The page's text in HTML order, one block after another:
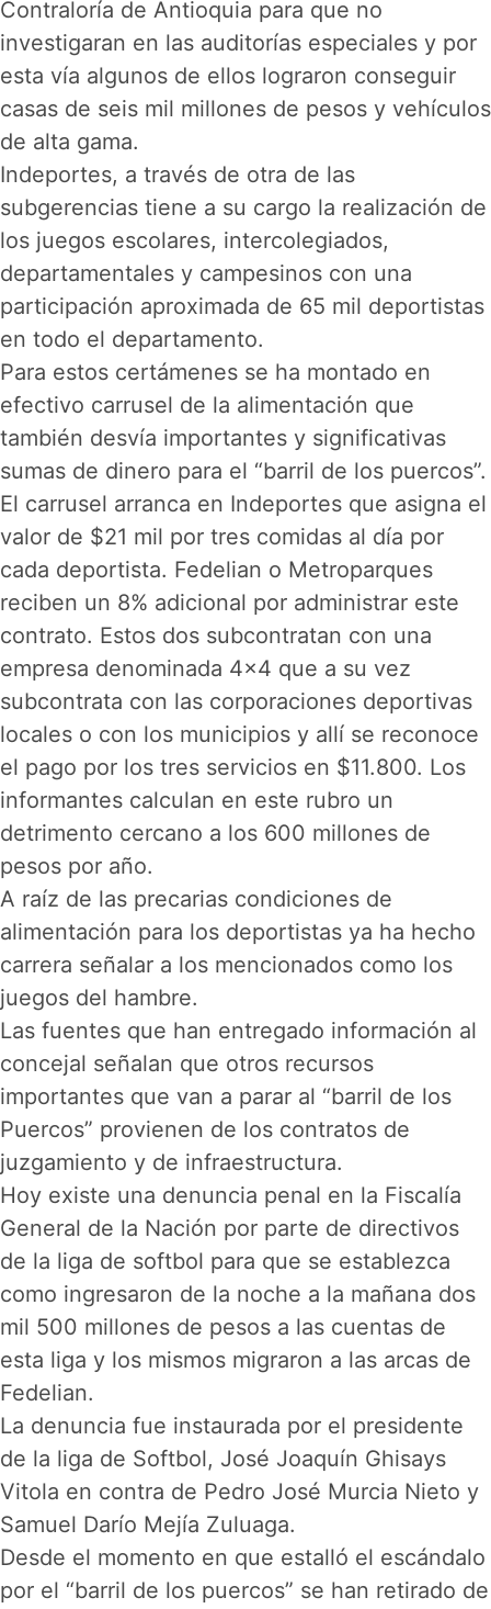
Contraloría de Antioquia para que no
investigaran en las auditorías especiales y por
esta vía algunos de ellos lograron conseguir
casas de seis mil millones de pesos y vehículos
de alta gama.
Indeportes, a través de otra de las
subgerencias tiene a su cargo la realización de
los juegos escolares, intercolegiados,
departamentales y campesinos con una
participación aproximada de 65 mil deportistas
en todo el departamento.
Para estos certámenes se ha montado en
efectivo carrusel de la alimentación que
también desvía importantes y significativas
sumas de dinero para el “barril de los puercos”.
El carrusel arranca en Indeportes que asigna el
valor de $21 mil por tres comidas al día por
cada deportista. Fedelian o Metroparques
reciben un 8% adicional por administrar este
contrato. Estos dos subcontratan con una
empresa denominada 4×4 que a su vez
subcontrata con las corporaciones deportivas
locales o con los municipios y allí se reconoce
el pago por los tres servicios en $11.800. Los
informantes calculan en este rubro un
detrimento cercano a los 600 millones de
pesos por año.
A raíz de las precarias condiciones de
alimentación para los deportistas ya ha hecho
carrera señalar a los mencionados como los
juegos del hambre.
Las fuentes que han entregado información al
concejal señalan que otros recursos
importantes que van a parar al “barril de los
Puercos” provienen de los contratos de
juzgamiento y de infraestructura.
Hoy existe una denuncia penal en la Fiscalía
General de la Nación por parte de directivos
de la liga de softbol para que se establezca
como ingresaron de la noche a la mañana dos
mil 500 millones de pesos a las cuentas de
esta liga y los mismos migraron a las arcas de
Fedelian.
La denuncia fue instaurada por el presidente
de la liga de Softbol, José Joaquín Ghisays
Vitola en contra de Pedro José Murcia Nieto y
Samuel Darío Mejía Zuluaga.
Desde el momento en que estalló el escándalo
por el “barril de los puercos” se han retirado de